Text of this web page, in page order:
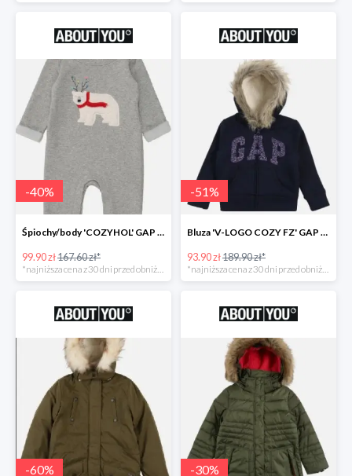
-40%
Śpiochy/body 'COZYHOL' GAP - 40%
99.90 zł167.60 zł*
-51%
Bluza 'V-LOGO COZY FZ' GAP -51%
93.90 zł189.90 zł*
-60% -30%